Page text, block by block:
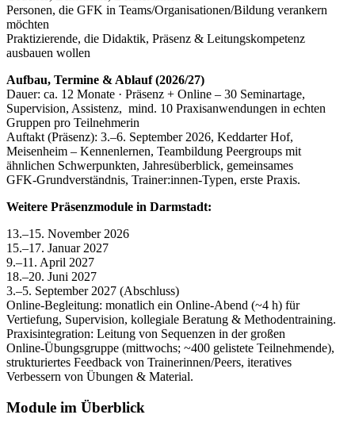
Personen, die GFK in Teams/Organisationen/Bildung verankern
möchten
Praktizierende, die Didaktik, Präsenz & Leitungskompetenz
ausbauen wollen
Aufbau, Termine & Ablauf (2026/27)
Dauer: ca. 12 Monate · Präsenz + Online – 30 Seminartage,
Supervision, Assistenz, mind. 10 Praxisanwendungen in echten
Gruppen pro Teilnehmerin
Auftakt (Präsenz): 3.–6. September 2026, Keddarter Hof,
Meisenheim – Kennenlernen, Teambildung Peergroups mit
ähnlichen Schwerpunkten, Jahresüberblick, gemeinsames
GFK‑Grundverständnis, Trainer:innen‑Typen, erste Praxis.
Weitere Präsenzmodule in Darmstadt:
13.–15. November 2026
15.–17. Januar 2027
9.–11. April 2027
18.–20. Juni 2027
3.–5. September 2027 (Abschluss)
Online‑Begleitung: monatlich ein Online‑Abend (~4 h) für
Vertiefung, Supervision, kollegiale Beratung & Methodentraining.
Praxisintegration: Leitung von Sequenzen in der großen
Online‑Übungsgruppe (mittwochs; ~400 gelistete Teilnehmende),
strukturiertes Feedback von Trainerinnen/Peers, iteratives
Verbessern von Übungen & Material.
Module im Überblick